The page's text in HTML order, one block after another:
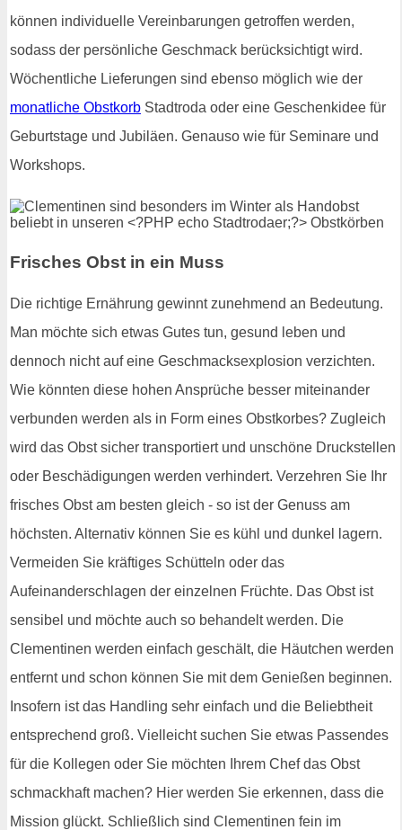
können individuelle Vereinbarungen getroffen werden,
sodass der persönliche Geschmack berücksichtigt wird.
Wöchentliche Lieferungen sind ebenso möglich wie der
monatliche Obstkorb Stadtroda oder eine Geschenkidee für
Geburtstage und Jubiläen. Genauso wie für Seminare und
Workshops.
Frisches Obst in ein Muss
Die richtige Ernährung gewinnt zunehmend an Bedeutung.
Man möchte sich etwas Gutes tun, gesund leben und
dennoch nicht auf eine Geschmacksexplosion verzichten.
Wie könnten diese hohen Ansprüche besser miteinander
verbunden werden als in Form eines Obstkorbes? Zugleich
wird das Obst sicher transportiert und unschöne Druckstellen
oder Beschädigungen werden verhindert. Verzehren Sie Ihr
frisches Obst am besten gleich - so ist der Genuss am
höchsten. Alternativ können Sie es kühl und dunkel lagern.
Vermeiden Sie kräftiges Schütteln oder das
Aufeinanderschlagen der einzelnen Früchte. Das Obst ist
sensibel und möchte auch so behandelt werden. Die
Clementinen werden einfach geschält, die Häutchen werden
entfernt und schon können Sie mit dem Genießen beginnen.
Insofern ist das Handling sehr einfach und die Beliebtheit
entsprechend groß. Vielleicht suchen Sie etwas Passendes
für die Kollegen oder Sie möchten Ihrem Chef das Obst
schmackhaft machen? Hier werden Sie erkennen, dass die
Mission glückt. Schließlich sind Clementinen fein im